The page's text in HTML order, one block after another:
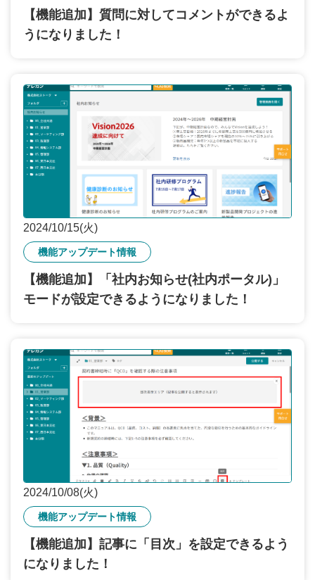
【機能追加】質問に対してコメントができるよ
うになりました！
2024/10/15(火)
機能アップデート情報
【機能追加】「社内お知らせ(社内ポータル)」
モードが設定できるようになりました！
2024/10/08(火)
機能アップデート情報
【機能追加】記事に「目次」を設定できるよう
になりました！